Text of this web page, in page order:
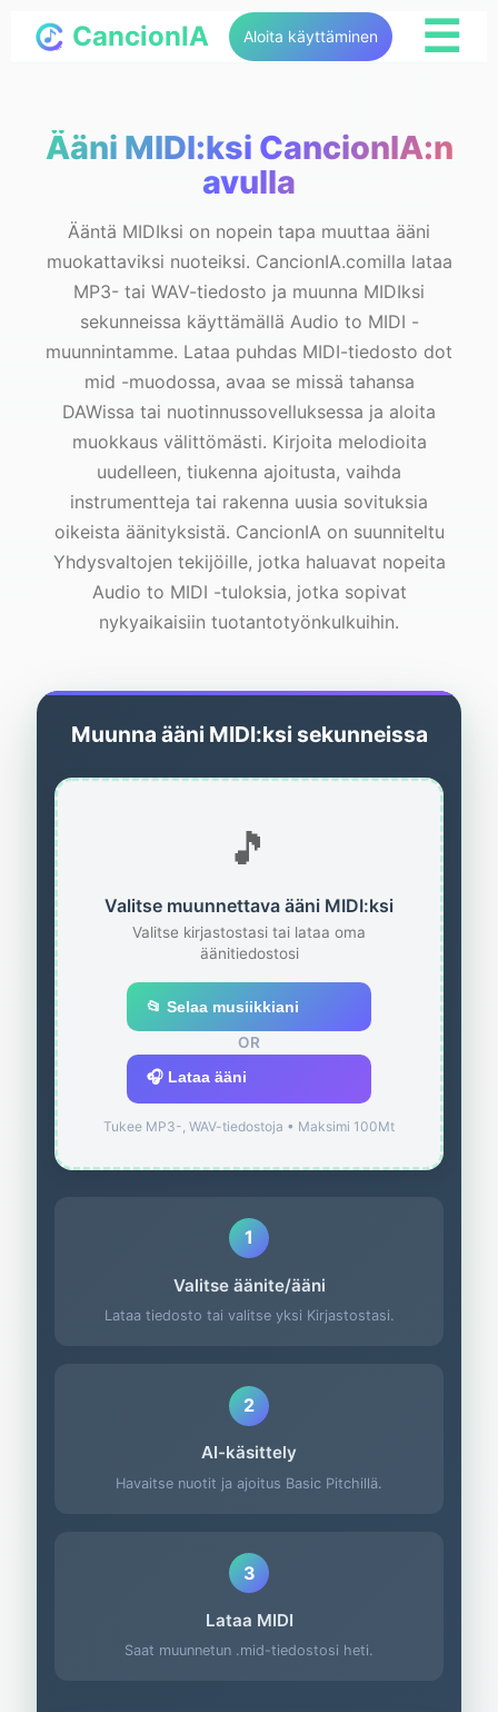
CancionIA Aloita käyttäminen ☰
Ääni MIDI:ksi CancionIA:n
avulla
Ääntä MIDIksi on nopein tapa muuttaa ääni
muokattaviksi nuoteiksi. CancionIA.comilla lataa
MP3- tai WAV-tiedosto ja muunna MIDIksi
sekunneissa käyttämällä Audio to MIDI -
muunnintamme. Lataa puhdas MIDI-tiedosto dot
mid -muodossa, avaa se missä tahansa
DAWissa tai nuotinnussovelluksessa ja aloita
muokkaus välittömästi. Kirjoita melodioita
uudelleen, tiukenna ajoitusta, vaihda
instrumentteja tai rakenna uusia sovituksia
oikeista äänityksistä. CancionIA on suunniteltu
Yhdysvaltojen tekijöille, jotka haluavat nopeita
Audio to MIDI -tuloksia, jotka sopivat
nykyaikaisiin tuotantotyönkulkuihin.
Muunna ääni MIDI:ksi sekunneissa
🎵
Valitse muunnettava ääni MIDI:ksi
Valitse kirjastostasi tai lataa oma
äänitiedostosi
📂 Selaa musiikkiani
OR
🎧 Lataa ääni
Tukee MP3-, WAV-tiedostoja • Maksimi 100Mt
1
Valitse äänite/ääni
Lataa tiedosto tai valitse yksi Kirjastostasi.
2
AI-käsittely
Havaitse nuotit ja ajoitus Basic Pitchillä.
3
Lataa MIDI
Saat muunnetun .mid-tiedostosi heti.